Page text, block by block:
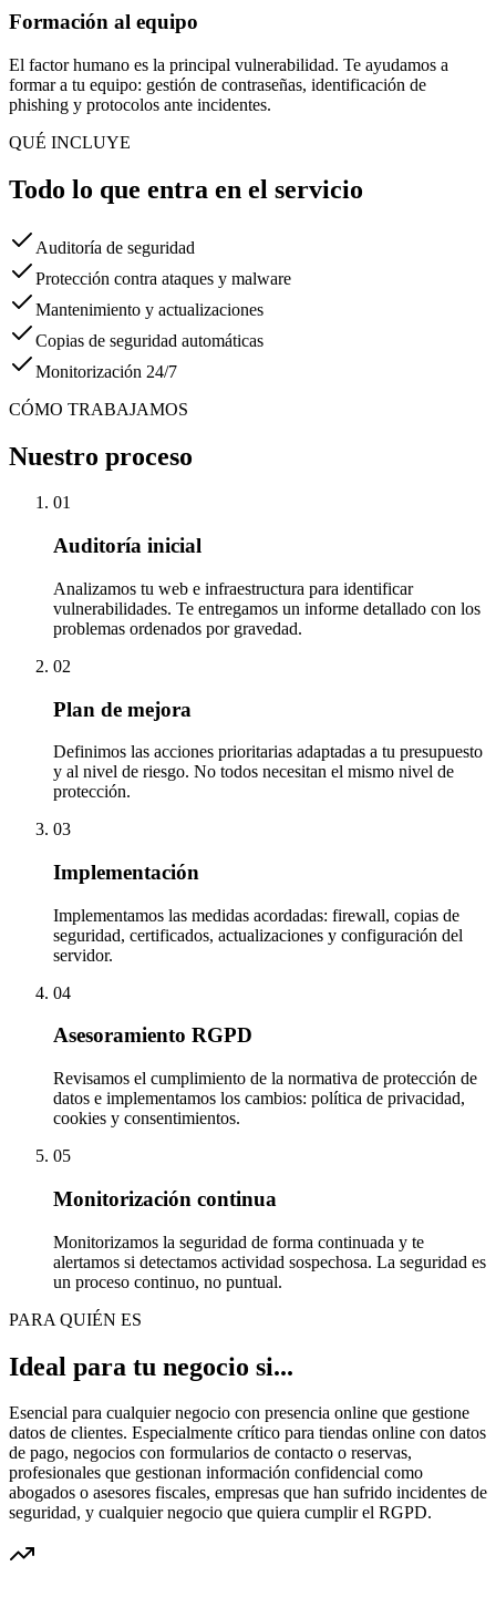
Formación al equipo
El factor humano es la principal vulnerabilidad. Te ayudamos a
formar a tu equipo: gestión de contraseñas, identificación de
phishing y protocolos ante incidentes.
QUÉ INCLUYE
Todo lo que entra en el servicio
Auditoría de seguridad
Protección contra ataques y malware
Mantenimiento y actualizaciones
Copias de seguridad automáticas
Monitorización 24/7
CÓMO TRABAJAMOS
Nuestro proceso
01
Auditoría inicial
Analizamos tu web e infraestructura para identificar
vulnerabilidades. Te entregamos un informe detallado con los
problemas ordenados por gravedad.
02
Plan de mejora
Definimos las acciones prioritarias adaptadas a tu presupuesto
y al nivel de riesgo. No todos necesitan el mismo nivel de
protección.
03
Implementación
Implementamos las medidas acordadas: firewall, copias de
seguridad, certificados, actualizaciones y configuración del
servidor.
04
Asesoramiento RGPD
Revisamos el cumplimiento de la normativa de protección de
datos e implementamos los cambios: política de privacidad,
cookies y consentimientos.
05
Monitorización continua
Monitorizamos la seguridad de forma continuada y te
alertamos si detectamos actividad sospechosa. La seguridad es
un proceso continuo, no puntual.
PARA QUIÉN ES
Ideal para tu negocio si...
Esencial para cualquier negocio con presencia online que gestione
datos de clientes. Especialmente crítico para tiendas online con datos
de pago, negocios con formularios de contacto o reservas,
profesionales que gestionan información confidencial como
abogados o asesores fiscales, empresas que han sufrido incidentes de
seguridad, y cualquier negocio que quiera cumplir el RGPD.